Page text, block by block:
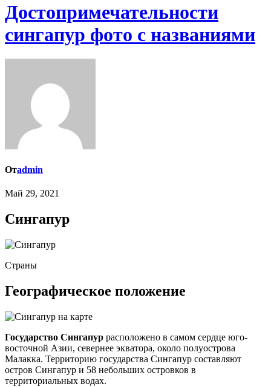
Достопримечательности
сингапур фото с названиями
Отadmin
Май 29, 2021
Сингапур
Страны
Географическое положение
Государство Сингапур расположено в самом сердце юго-
восточной Азии, севернее экватора, около полуострова
Малакка. Территорию государства Сингапур составляют
остров Сингапур и 58 небольших островков в
территориальных водах.